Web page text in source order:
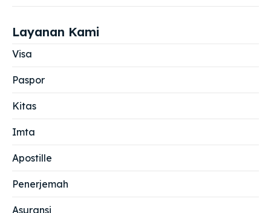
Layanan Kami
Visa
Paspor
Kitas
Imta
Apostille
Penerjemah
Asuransi